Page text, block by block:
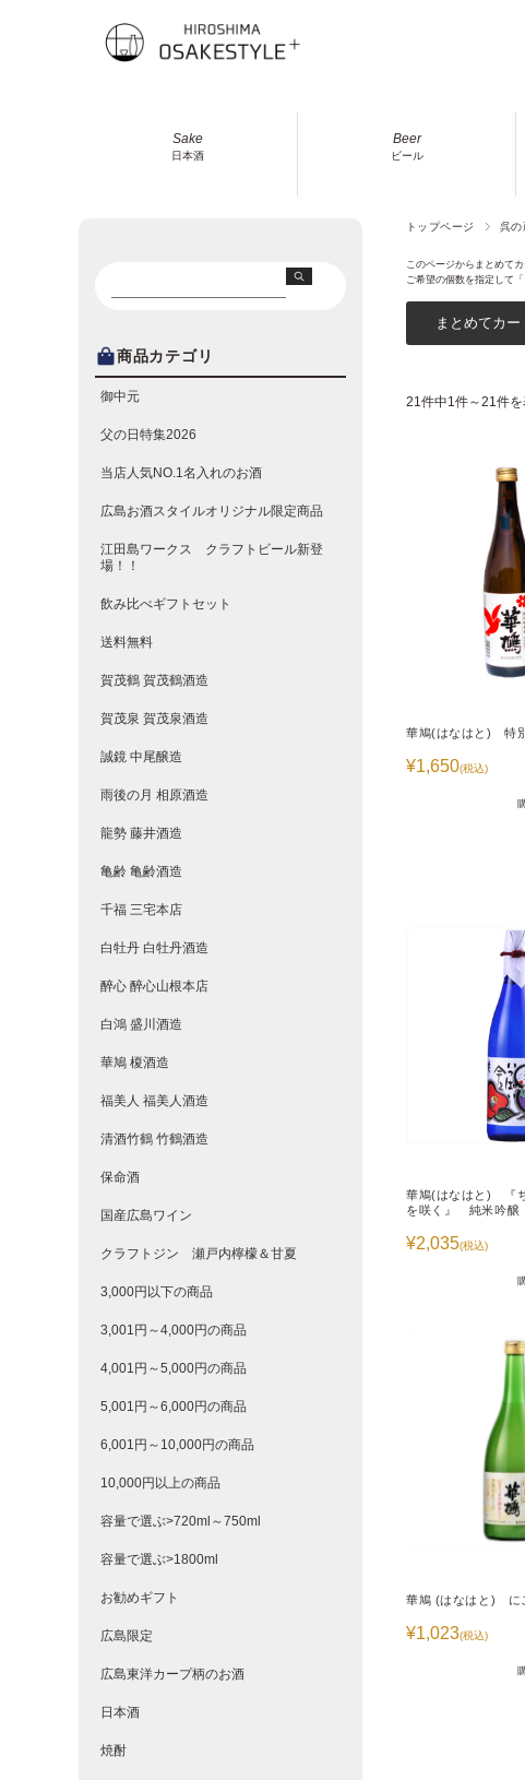
Sake
日本酒
Beer
ビール
トップページ 呉の
このページからまとめて
ご希望の個数を指定して
21件中1件～21件
華鳩(はなはと) 特
¥1,650(税込)
華鳩(はなはと) 『
を咲く』 純米吟醸
¥2,035(税込)
華鳩 (はなはと) に
¥1,023(税込)
商品カテゴリ
御中元
父の日特集2026
当店人気NO.1名入れのお酒
広島お酒スタイルオリジナル限定商品
江田島ワークス クラフトビール新登
場！！
飲み比べギフトセット
送料無料
賀茂鶴 賀茂鶴酒造
賀茂泉 賀茂泉酒造
誠鏡 中尾醸造
雨後の月 相原酒造
龍勢 藤井酒造
亀齢 亀齢酒造
千福 三宅本店
白牡丹 白牡丹酒造
醉心 醉心山根本店
白鴻 盛川酒造
華鳩 榎酒造
福美人 福美人酒造
清酒竹鶴 竹鶴酒造
保命酒
国産広島ワイン
クラフトジン 瀬戸内檸檬＆甘夏
3,000円以下の商品
3,001円～4,000円の商品
4,001円～5,000円の商品
5,001円～6,000円の商品
6,001円～10,000円の商品
10,000円以上の商品
容量で選ぶ>720ml～750ml
容量で選ぶ>1800ml
お勧めギフト
広島限定
広島東洋カープ柄のお酒
日本酒
焼酎